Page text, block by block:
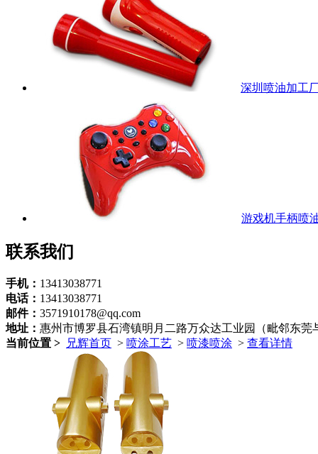
深圳喷油加工
游戏机手柄喷
联系我们
手机： 13413038771
电话： 13413038771
邮件： 3571910178@qq.com
地址： 惠州市博罗县石湾镇明月二路万众达工业园（毗邻东莞
当前位置 >
兄辉首页 > 喷涂工艺 > 喷漆喷涂 > 查看详情